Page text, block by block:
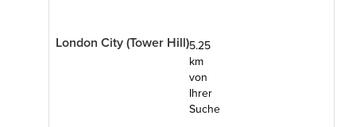
London City (Tower Hill)5.25
km
von
Ihrer
Suche